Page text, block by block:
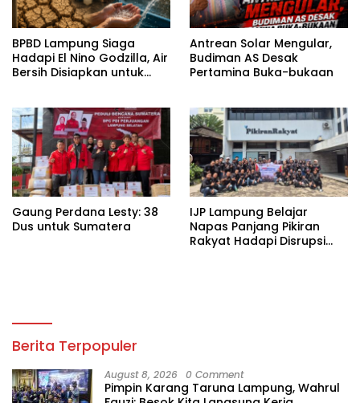
BPBD Lampung Siaga
Hadapi El Nino Godzilla, Air
Bersih Disiapkan untuk
Antrean Solar Mengular,
Budiman AS Desak
Pertamina Buka-bukaan
Gaung Perdana Lesty: 38
Dus untuk Sumatera
IJP Lampung Belajar
Napas Panjang Pikiran
Rakyat Hadapi Disrupsi
Berita Terpopuler
August 8, 2026 0 Comment
Pimpin Karang Taruna Lampung, Wahrul